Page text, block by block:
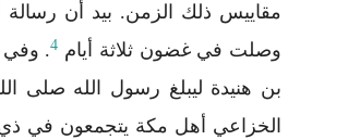
مقاييس ذلك الزمن. بيد أن
وصلت في غضون ثلاثة أيام 4. وفي
بن هنيدة ليبلغ رسول الله صلى
الخزاعي أهل مكة يتجمعون في